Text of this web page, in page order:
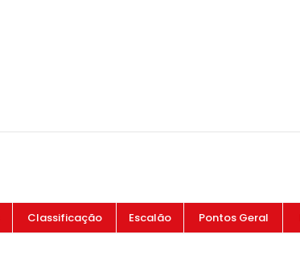
Classificação Escalão Pontos Geral